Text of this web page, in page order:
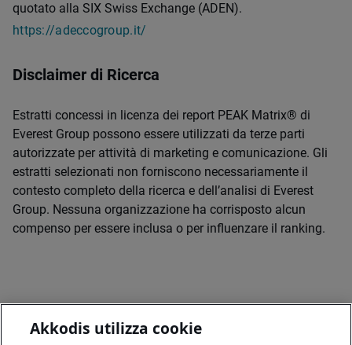
quotato alla SIX Swiss Exchange (ADEN).
https://adeccogroup.it/
Disclaimer di Ricerca
Estratti concessi in licenza dei report PEAK Matrix® di
Everest Group possono essere utilizzati da terze parti
autorizzate per attività di marketing e comunicazione. Gli
estratti selezionati non forniscono necessariamente il
contesto completo della ricerca e dell’analisi di Everest
Group. Nessuna organizzazione ha corrisposto alcun
compenso per essere inclusa o per influenzare il ranking.
Akkodis utilizza cookie